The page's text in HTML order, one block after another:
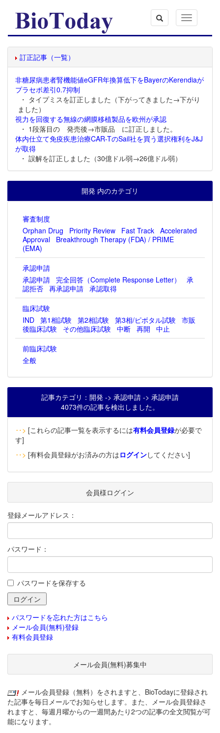
Toggle
navigation
訂正記事（一覧）
非糖尿病患者腎機能値eGFR年換算低下をBayerのKerendiaが
プラセボ差引0.7抑制
・ タイプミスを訂正しました（下がってきました→下がり
ました）
視力を回復する無線の網膜移植製品を欧州が承認
・ 1段落目の 発売後→市販品 に訂正しました。
体内仕立て免疫疾患治療CAR-TのSail社を買う選択権利をJ&J
が取得
・ 誤解を訂正しました（30億ドル弱→26億ドル弱）
開発 内のカテゴリ
審査制度
Orphan Drug
Priority Review Fast Track Accelerated
Approval
Breakthrough Therapy (FDA) / PRIME
(EMA)
承認申請
承認申請
完全回答（Complete Response Letter）
承
認拒否 再承認申請 承認取得
臨床試験
IND 第1相試験 第2相試験 第3相/ピボタル試験 市販
後臨床試験
その他臨床試験 中断 再開
中止
前臨床試験
全般
記事カテゴリ：開発 -> 承認申請 -> 承認申請
4073件の記事を検出しました。
‥> [これらの記事一覧を表示するには有料会員登録が必要で
す]
‥> [有料会員登録がお済みの方はログインしてください]
会員様ログイン
登録メールアドレス：
パスワード：
パスワードを保存する
パスワードを忘れた方はこちら
メール会員(無料)登録
有料会員登録
メール会員(無料)募集中
メール会員登録（無料）をされますと、BioTodayに登録され
た記事を毎日メールでお知らせします。また、メール会員登録さ
れますと、毎週月曜からの一週間あたり2つの記事の全文閲覧が可
能になります。